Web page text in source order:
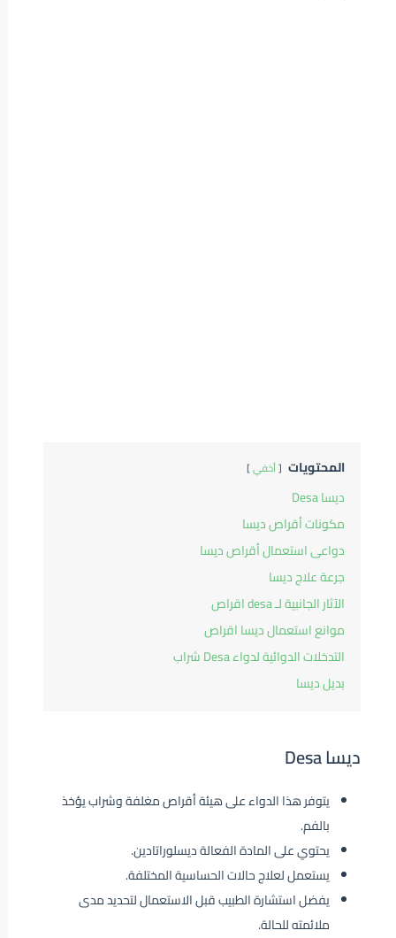
المحتويات أخفي
ديسا Desa
مكونات أقراص ديسا
دواعى استعمال أقراص ديسا
جرعة علاج ديسا
الآثار الجانبية لـ desa اقراص
موانع استعمال ديسا اقراص
التدخلات الدوائية لدواء Desa شراب
بديل ديسا
ديسا Desa
يتوفر هذا الدواء على هيئة أقراص مغلفة وشراب يؤخذ
بالفم.
يحتوي على المادة الفعالة ديسلوراتادين.
يستعمل لعلاج حالات الحساسية المختلفة.
يفضل استشارة الطبيب قبل الاستعمال لتحديد مدى
ملائمته للحالة.